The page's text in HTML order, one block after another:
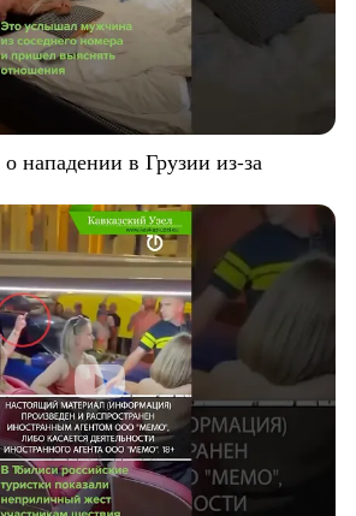
о нападении в Грузии из-за